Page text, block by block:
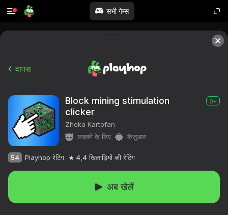
सभी गेम्स
वापस
Block mining stimulation
clicker
0+
Zheka Kartofan
लड़कों के लिए
कैज़ुअल
54 Playhop रेटिंग 4,4 खिलाड़ियों की रेटिंग
अब खेलें